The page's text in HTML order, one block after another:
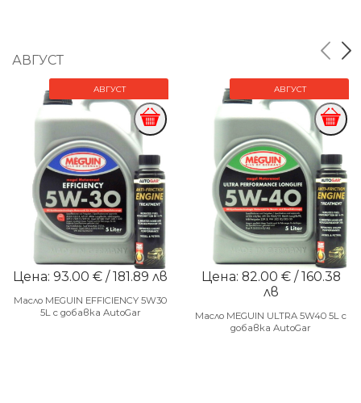
АВГУСТ
АВГУСТ
Цена: 93.00 € / 181.89 лв
Масло MEGUIN EFFICIENCY 5W30
5L с добавка AutoGar
АВГУСТ
Цена: 82.00 € / 160.38
лв
Масло MEGUIN ULTRA 5W40 5L с
добавка AutoGar